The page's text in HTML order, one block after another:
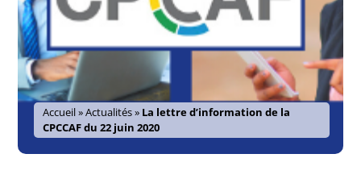
Accueil»Actualités» La lettre d’information de la
CPCCAF du 22 juin 2020